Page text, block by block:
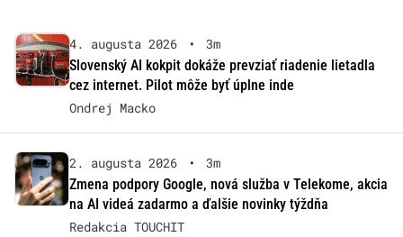
4. augusta 2026 •
3m
Slovenský AI kokpit dokáže prevziať riadenie lietadla
cez internet. Pilot môže byť úplne inde
Ondrej Macko
2. augusta 2026 •
3m
Zmena podpory Google, nová služba v Telekome, akcia
na AI videá zadarmo a ďalšie novinky týždňa
Redakcia TOUCHIT